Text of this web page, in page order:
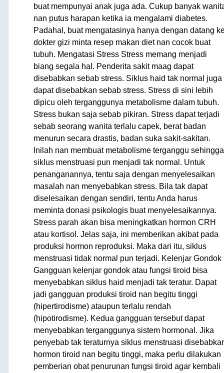
buat mempunyai anak juga ada. Cukup banyak
nan putus harapan ketika ia mengalami diabetes.
Padahal, buat mengatasinya hanya dengan datang
dokter gizi minta resep makan diet nan cocok buat
tubuh. Mengatasi Stress Stress memang menjadi
biang segala hal. Penderita sakit maag dapat
disebabkan sebab stress. Siklus haid tak normal juga
dapat disebabkan sebab stress. Stress di sini lebih
dipicu oleh terganggunya metabolisme dalam tubuh.
Stress bukan saja sebab pikiran. Stress dapat terjadi
sebab seorang wanita terlalu capek, berat badan
menurun secara drastis, badan suka sakit-sakitan.
Inilah nan membuat metabolisme terganggu sehingga
siklus menstruasi pun menjadi tak normal. Untuk
penanganannya, tentu saja dengan menyelesaikan
masalah nan menyebabkan stress. Bila tak dapat
diselesaikan dengan sendiri, tentu Anda harus
meminta donasi psikologis buat menyelesaikannya.
Stress parah akan bisa meningkatkan hormon CRH
atau kortisol. Jelas saja, ini memberikan akibat pada
produksi hormon reproduksi. Maka dari itu, siklus
menstruasi tidak normal pun terjadi. Kelenjar Gondok
Gangguan kelenjar gondok atau fungsi tiroid bisa
menyebabkan siklus haid menjadi tak teratur. Dapat
jadi gangguan produksi tiroid nan begitu tinggi
(hipertirodisme) ataupun terlalu rendah
(hipotirodisme). Kedua gangguan tersebut dapat
menyebabkan terganggunya sistem hormonal. Jika
penyebab tak teraturnya siklus menstruasi
hormon tiroid nan begitu tinggi, maka perlu dilakukan
pemberian obat penurunan fungsi tiroid agar kembali